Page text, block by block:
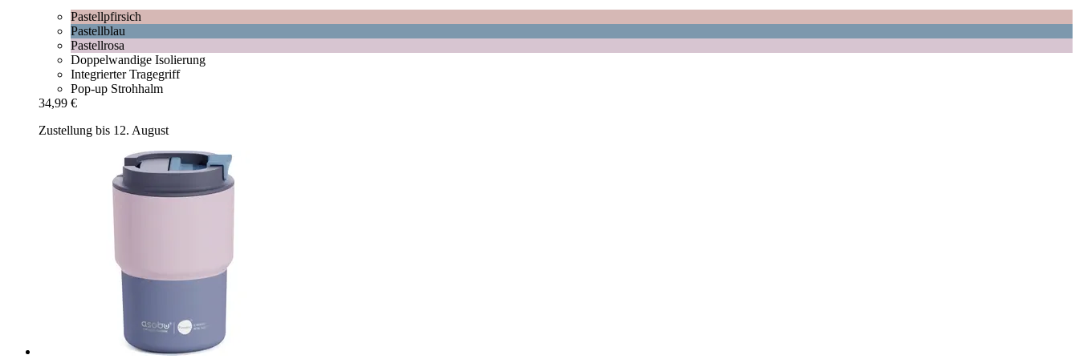
Pastellpfirsich
Pastellblau
Pastellrosa
Doppelwandige Isolierung
Integrierter Tragegriff
Pop-up Strohhalm
34,99 €
Zustellung bis 12. August